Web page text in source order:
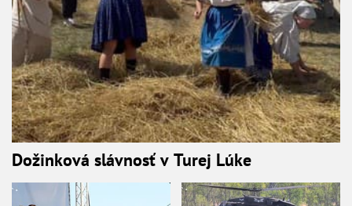
Dožinková slávnosť v Turej Lúke